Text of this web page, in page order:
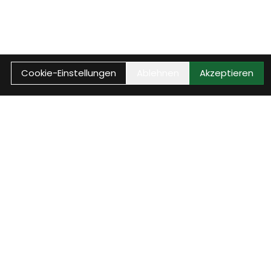
Cookie-Einstellungen Akzeptieren